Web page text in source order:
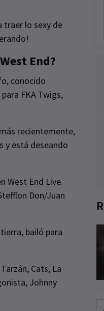
traer lo sexy de
End?
conocido
FKA Twigs,
recientemente,
y está deseando
West End Live.
Don/Juan
bailó para
Cats, La
Johnny